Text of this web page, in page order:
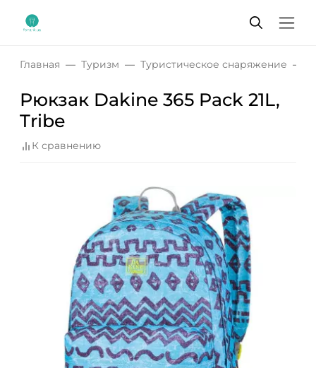
Главная Туризм Туристическое снаряжение
Рюкзак Dakine 365 Pack 21L,
Tribe
К сравнению